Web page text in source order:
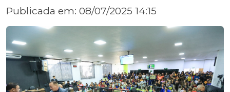
Publicada em: 08/07/2025 14:15